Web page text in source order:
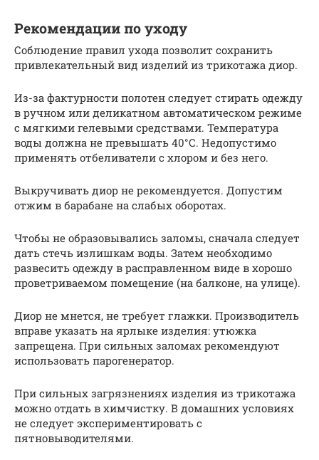
Рекомендации по уходу
Соблюдение правил ухода позволит сохранить
привлекательный вид изделий из трикотажа диор.
Из-за фактурности полотен следует стирать одежду
в ручном или деликатном автоматическом режиме
с мягкими гелевыми средствами. Температура
воды должна не превышать 40°С. Недопустимо
применять отбеливатели с хлором и без него.
Выкручивать диор не рекомендуется. Допустим
отжим в барабане на слабых оборотах.
Чтобы не образовывались заломы, сначала следует
дать стечь излишкам воды. Затем необходимо
развесить одежду в расправленном виде в хорошо
проветриваемом помещение (на балконе, на улице).
Диор не мнется, не требует глажки. Производитель
вправе указать на ярлыке изделия: утюжка
запрещена. При сильных заломах рекомендуют
использовать парогенератор.
При сильных загрязнениях изделия из трикотажа
можно отдать в химчистку. В домашних условиях
не следует экспериментировать с
пятновыводителями.